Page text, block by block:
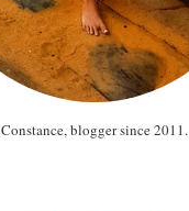
Constance, blogger since 2011.